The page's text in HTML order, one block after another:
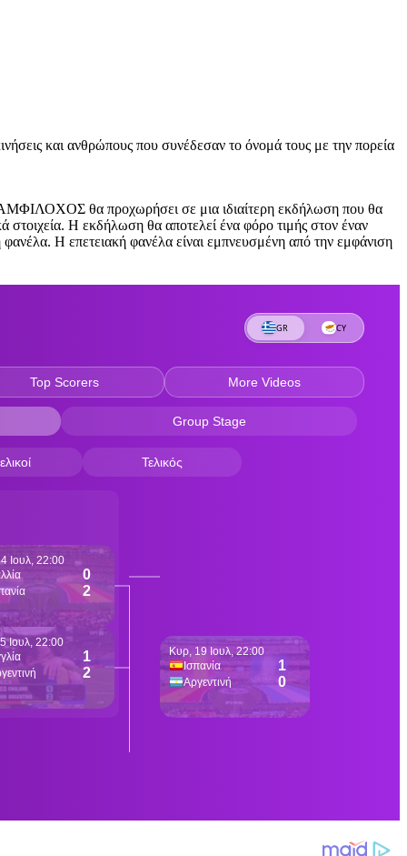
και ανθρώπους που συνέδεσαν το όνομά τους με την πορεία
θα προχωρήσει σε μια ιδιαίτερη εκδήλωση που θα
στοιχεία. Η εκδήλωση θα αποτελεί ένα φόρο τιμής στον έναν
Η επετειακή φανέλα είναι εμπνευσμένη από την εμφάνιση